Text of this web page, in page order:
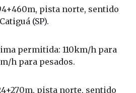
pista norte, sentido
(SP).
permitida: 110km/h para
h para pesados.
pista norte, sentido